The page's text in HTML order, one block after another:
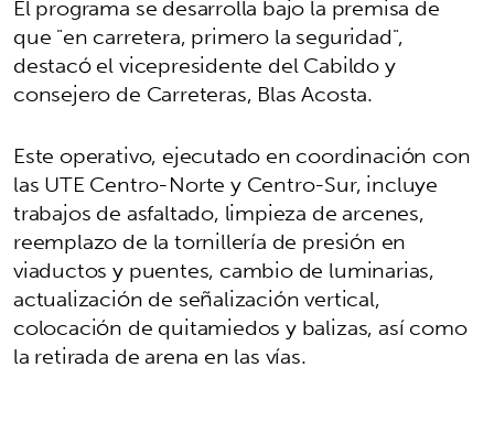
que "en carretera, primero la seguridad",
destacó el vicepresidente del Cabildo y
consejero de Carreteras, Blas Acosta.
Este operativo, ejecutado en coordinación con
las UTE Centro-Norte y Centro-Sur, incluye
trabajos de asfaltado, limpieza de arcenes,
reemplazo de la tornillería de presión en
viaductos y puentes, cambio de luminarias,
actualización de señalización vertical,
colocación de quitamiedos y balizas, así como
la retirada de arena en las vías.